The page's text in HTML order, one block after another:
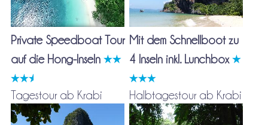
Private Speedboat Tour
auf die Hong-Inseln
Mit dem Schnellboot zu
4 Inseln inkl. Lunchbox
Tagestour ab Krabi Halbtagestour ab Krabi